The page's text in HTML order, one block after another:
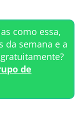
como essa,
da semana e a
gratuitamente?
de